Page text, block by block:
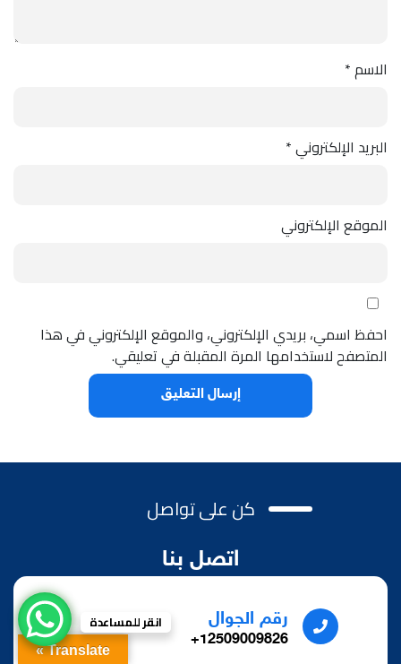
الاسم*
البريد الإلكتروني*
الموقع الإلكتروني
احفظ اسمي، بريدي الإلكتروني، والموقع الإلكتروني في هذا
المتصفح لاستخدامها المرة المقبلة في تعليقي.
كن على تواصل
اتصل بنا
رقم الجوال
12509009826+
Translate »
انقر للمساعدة